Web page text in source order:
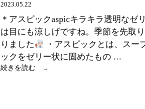
2023.05.22
＊アスピックaspicキラキラ透明なゼ
は目にも涼しげですね。季節を先取
りました
・アスピックとは、スー
ックをゼリー状に固めたもの …
続きを読む
暑→